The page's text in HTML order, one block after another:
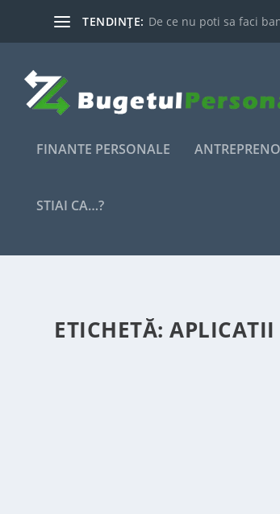
TENDINȚE: De ce nu poti sa faci
FINANTE PERSONALE
STIAI CA…?
ETICHETĂ:APLICATII